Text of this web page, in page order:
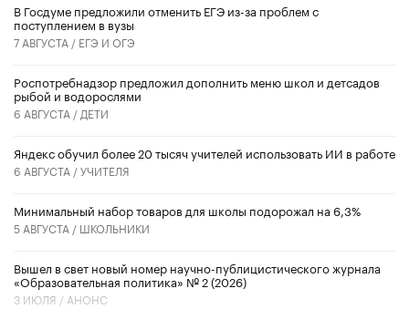
В Госдуме предложили отменить ЕГЭ из-за проблем с
поступлением в вузы
7 АВГУСТА / ЕГЭ И ОГЭ
Роспотребнадзор предложил дополнить меню школ и детсадов
рыбой и водорослями
6 АВГУСТА / ДЕТИ
​Яндекс обучил более 20 тысяч учителей использовать ИИ в работе
6 АВГУСТА /УЧИТЕЛЯ
Минимальный набор товаров для школы подорожал на 6,3%
5 АВГУСТА / ШКОЛЬНИКИ
Вышел в свет новый номер научно-публицистического журнала
«Образовательная политика» № 2 (2026)
3 ИЮЛЯ / АНОНС